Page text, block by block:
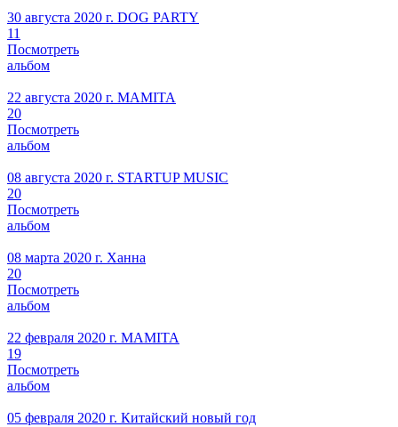
30 августа 2020 г. DOG PARTY
11
Посмотреть
альбом
22 августа 2020 г. MAMITA
20
Посмотреть
альбом
08 августа 2020 г. STARTUP MUSIC
20
Посмотреть
альбом
08 марта 2020 г. Ханна
20
Посмотреть
альбом
22 февраля 2020 г. MAMITA
19
Посмотреть
альбом
05 февраля 2020 г. Китайский новый год